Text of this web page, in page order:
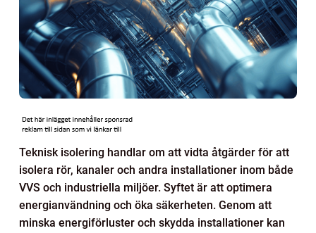
Teknisk isolering handlar om att vidta åtgärder för att
isolera rör, kanaler och andra installationer inom både
VVS och industriella miljöer. Syftet är att optimera
energianvändning och öka säkerheten. Genom att
minska energiförluster och skydda installationer kan